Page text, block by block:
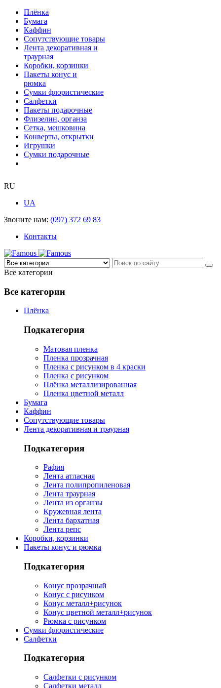
Плёнка
Бумага
Каффин
Сопутствующие товары
Лента декоративная и
траурная
Коробки, корзинки
Пакеты конус и
рюмка
Сумки флористические
Салфетки
Пакеты подарочные
Флизелин, органза
Сетка, мешковина
Конверты, открытки
Игрушки
Сумки подарочные
RU
UA
Звоните нам: (097) 372 69 83
Контакты
Все категории
Все категории
Плёнка
Подкатегория
Матовая пленка
Пленка прозрачная
Пленка с рисунком в 4 краски
Пленка с рисунком
Плёнка металлизированная
Пленка цветной металл
Бумага
Каффин
Сопутствующие товары
Лента декоративная и траурная
Подкатегория
Рафия
Лента атласная
Лента полипропиленовая
Лента траурная
Лента из органзы
Кружевная лента
Лента бархатная
Лента репс
Коробки, корзинки
Пакеты конус и рюмка
Подкатегория
Конус прозрачный
Конус с рисунком
Конус металл+рисунок
Конус цветной металл+рисунок
Рюмка с рисунком
Сумки флористические
Салфетки
Подкатегория
Салфетки с рисунком
Салфетки металл